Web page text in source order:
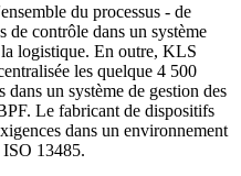
du processus - de
de contrôle dans un système
logistique. En outre, KLS
les quelque 4 500
dans un système de gestion des
Le fabricant de dispositifs
dans un environnement
ISO 13485.